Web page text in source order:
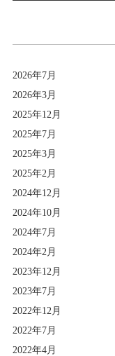
2026年7月
2026年3月
2025年12月
2025年7月
2025年3月
2025年2月
2024年12月
2024年10月
2024年7月
2024年2月
2023年12月
2023年7月
2022年12月
2022年7月
2022年4月